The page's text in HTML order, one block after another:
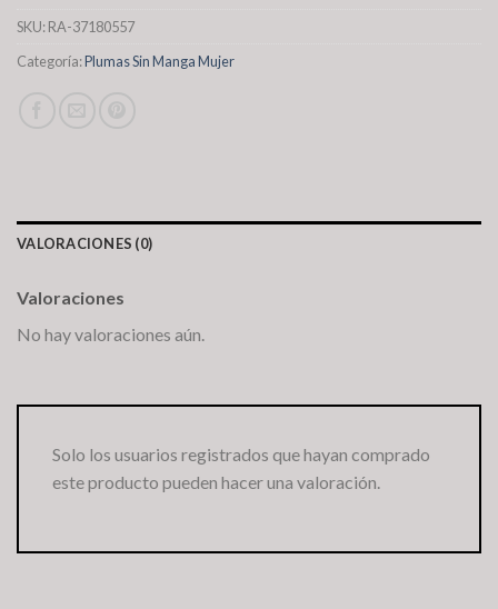
SKU:RA-37180557
Categoría:Plumas Sin Manga Mujer
VALORACIONES (0)
Valoraciones
No hay valoraciones aún.
Solo los usuarios registrados que hayan comprado
este producto pueden hacer una valoración.